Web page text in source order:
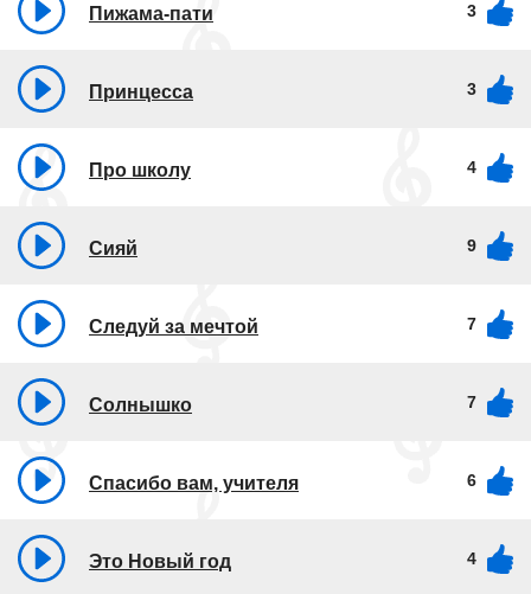
Пижама-пати 3
Принцесса 3
Про школу 4
Сияй 9
Следуй за мечтой 7
Солнышко 7
Спасибо вам, учителя 6
Это Новый год 4